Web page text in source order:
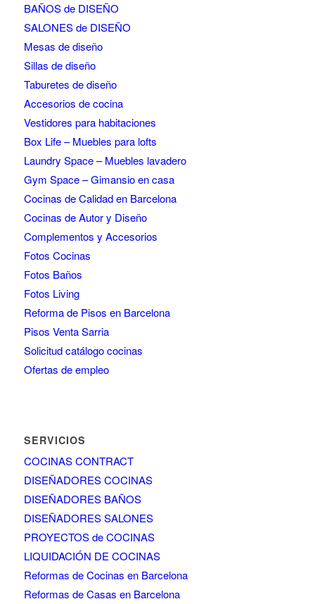
BAÑOS de DISEÑO
SALONES de DISEÑO
Mesas de diseño
Sillas de diseño
Taburetes de diseño
Accesorios de cocina
Vestidores para habitaciones
Box Life – Muebles para lofts
Laundry Space – Muebles lavadero
Gym Space – Gimansio en casa
Cocinas de Calidad en Barcelona
Cocinas de Autor y Diseño
Complementos y Accesorios
Fotos Cocinas
Fotos Baños
Fotos Living
Reforma de Pisos en Barcelona
Pisos Venta Sarria
Solicitud catálogo cocinas
Ofertas de empleo
SERVICIOS
COCINAS CONTRACT
DISEÑADORES COCINAS
DISEÑADORES BAÑOS
DISEÑADORES SALONES
PROYECTOS de COCINAS
LIQUIDACIÓN DE COCINAS
Reformas de Cocinas en Barcelona
Reformas de Casas en Barcelona